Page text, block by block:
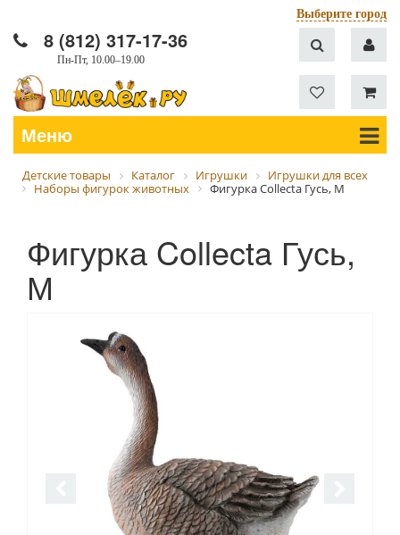
Выберите город
8 (812) 317-17-36
Пн-Пт, 10.00–19.00
Меню
Детские товары Каталог Игрушки
Игрушки для всех
Наборы фигурок животных
Фигурка Collecta Гусь, М
Фигурка Collecta Гусь,
М